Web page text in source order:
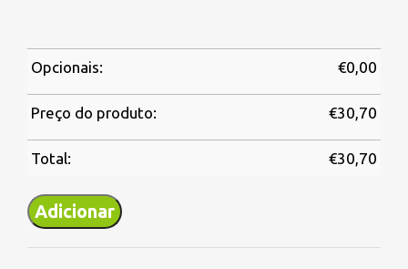
Opcionais: €0,00
Preço do produto: €30,70
Total: €30,70
Adicionar